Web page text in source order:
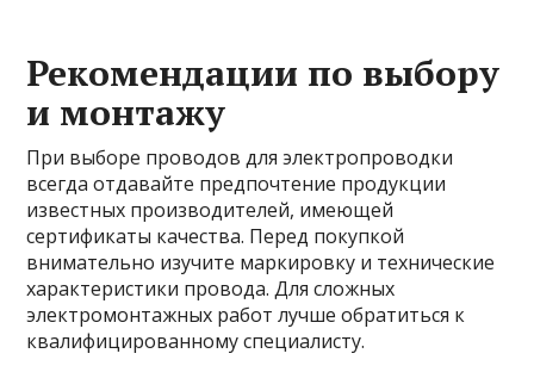
Рекомендации по выбору
и монтажу
При выборе проводов для электропроводки
всегда отдавайте предпочтение продукции
известных производителей, имеющей
сертификаты качества. Перед покупкой
внимательно изучите маркировку и технические
характеристики провода. Для сложных
электромонтажных работ лучше обратиться к
квалифицированному специалисту.